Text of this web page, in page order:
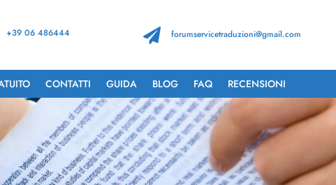
+39 06 486444  forumservicetraduzioni@gmail.com
CONTATTI GUIDA BLOG FAQ RECENSIONI